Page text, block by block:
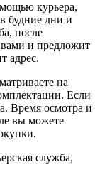
курьера,
будние дни и
после
вами и предложит
адрес.
на
Если
Время осмотра и
вы можете
служба,